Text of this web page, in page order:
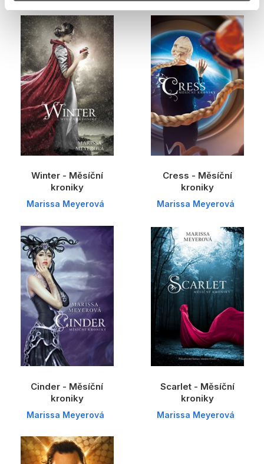
Winter - Měsíční
kroniky
Marissa Meyerová
Cress - Měsíční
kroniky
Marissa Meyerová
Cinder - Měsíční
kroniky
Marissa Meyerová
Scarlet - Měsíční
kroniky
Marissa Meyerová